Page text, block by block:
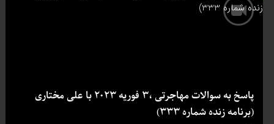
پاسخ به سوالات مهاجرتی ،3 فوریه 2023 با علی مختاری
(برنامه زنده شماره 333)